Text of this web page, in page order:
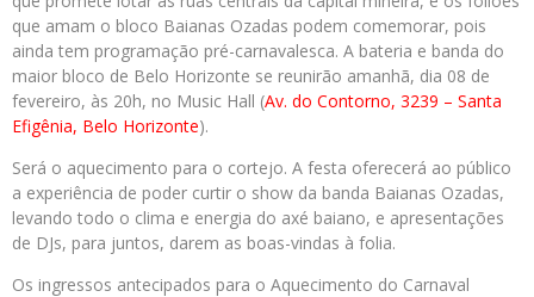
que amam o bloco Baianas Ozadas podem comemorar, pois
ainda tem programação pré-carnavalesca. A bateria e banda do
maior bloco de Belo Horizonte se reunirão amanhã, dia 08 de
fevereiro, às 20h, no Music Hall (Av. do Contorno, 3239 – Santa
Efigênia, Belo Horizonte).
Será o aquecimento para o cortejo. A festa oferecerá ao público
a experiência de poder curtir o show da banda Baianas Ozadas,
levando todo o clima e energia do axé baiano, e apresentações
de DJs, para juntos, darem as boas-vindas à folia.
Os ingressos antecipados para o Aquecimento do Carnaval